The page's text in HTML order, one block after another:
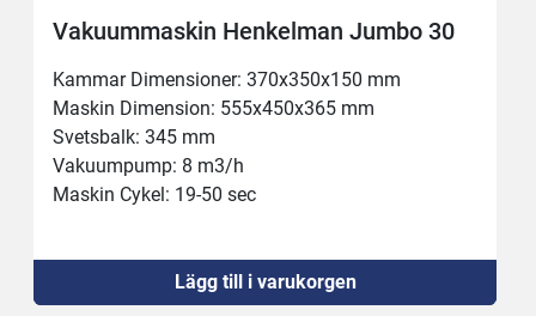
Vakuummaskin Henkelman Jumbo 30
Kammar Dimensioner: 370x350x150 mm
Maskin Dimension: 555x450x365 mm
Svetsbalk: 345 mm
Vakuumpump: 8 m3/h
Maskin Cykel: 19-50 sec
Lägg till i varukorgen